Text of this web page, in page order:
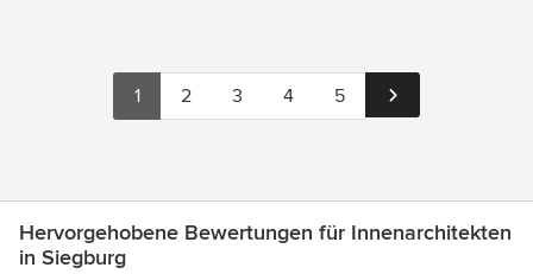
1 2 3 4 5
Hervorgehobene Bewertungen für Innenarchitekten
in Siegburg